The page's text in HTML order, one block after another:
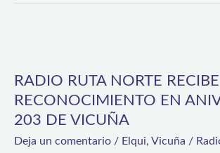
RADIO RUTA NORTE RECIBE
RECONOCIMIENTO EN
203 DE VICUÑA
Deja un comentario / Elqui, Vicuña /
NORTE